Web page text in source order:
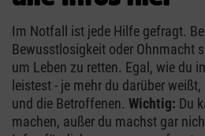
Im Notfall ist jede Hilfe gefragt.
Bewusstlosigkeit oder Ohnmacht
um Leben zu retten. Egal, wie du
leistest - je mehr du darüber
und die Betroffenen. Wichtig: Du
machen, außer du machst gar